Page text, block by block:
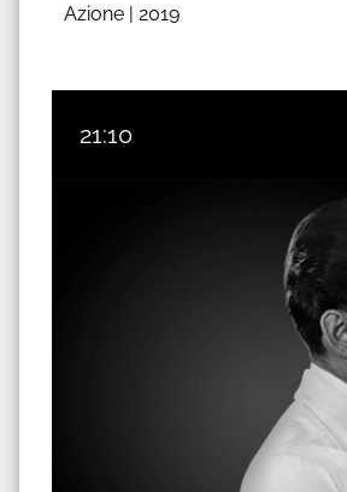
Azione | 2019
21:10